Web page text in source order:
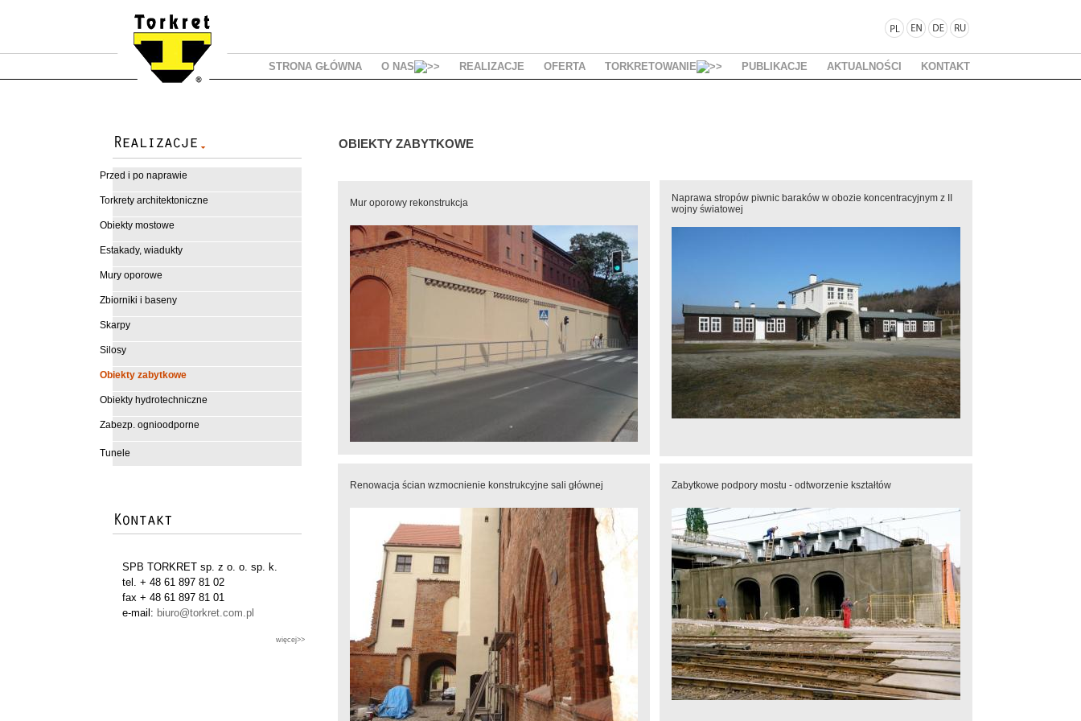
STRONA GŁÓWNA O NAS REALIZACJE OFERTA TORKRETOWANIE PUBLIKACJE AKTUALNOŚCI KONTAKT
Przed i po naprawie
Torkrety architektoniczne
Obiekty mostowe
Estakady, wiadukty
Mury oporowe
Zbiorniki i baseny
Skarpy
Silosy
Obiekty zabytkowe
Obiekty hydrotechniczne
Zabezp. ognioodporne
Tunele
SPB TORKRET sp. z o. o. sp. k.
tel. + 48 61 897 81 02
fax + 48 61 897 81 01
e-mail: biuro@torkret.com.pl
więcej>>
OBIEKTY ZABYTKOWE
Mur oporowy rekonstrukcja
Naprawa stropów piwnic baraków w obozie koncentracyjnym z II
wojny światowej
Renowacja ścian wzmocnienie konstrukcyjne sali głównej Zabytkowe podpory mostu - odtworzenie kształtów